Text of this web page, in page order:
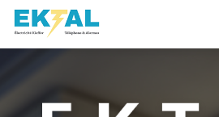
Aller
au
contenu
principal